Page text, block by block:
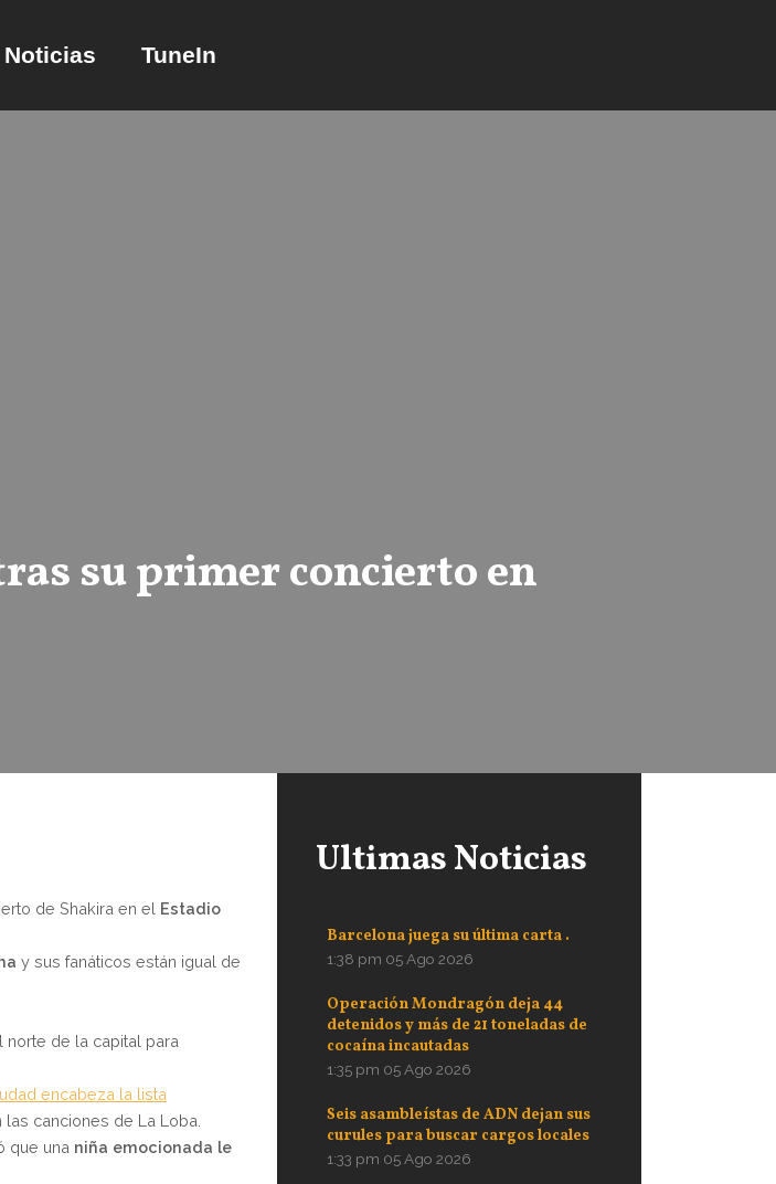
Noticias TuneIn
su primer concierto en
de Shakira en el Estadio
y sus fanáticos están igual de
norte de la capital para
encabeza la lista
canciones de La Loba.
que una niña emocionada le
Ultimas Noticias
Barcelona juega su última carta .
1:38 pm 05 Ago 2026
Operación Mondragón deja 44
detenidos y más de 21 toneladas de
cocaína incautadas
1:35 pm 05 Ago 2026
Seis asambleístas de ADN dejan sus
curules para buscar cargos locales
1:33 pm 05 Ago 2026